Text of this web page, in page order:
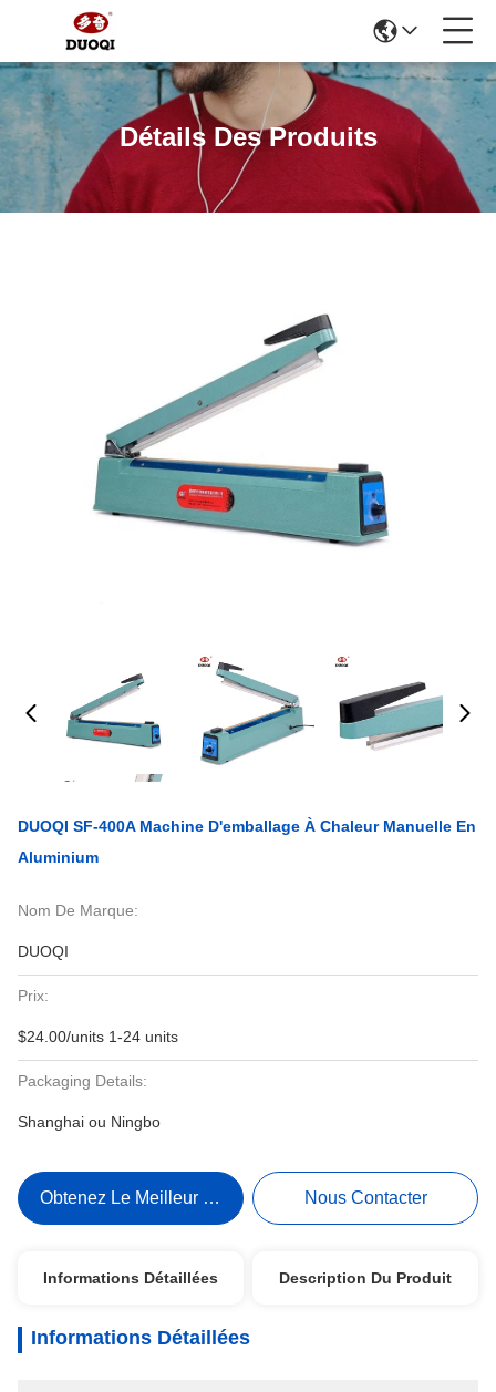
Détails Des Produits
DUOQI SF-400A Machine D'emballage À Chaleur Manuelle En
Aluminium
Nom De Marque:
DUOQI
Prix:
$24.00/units 1-24 units
Packaging Details:
Shanghai ou Ningbo
Obtenez Le Meilleur Prix Nous Contacter
Informations Détaillées Description Du Produit
Informations Détaillées